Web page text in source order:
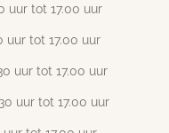
uur tot 17.00 uur
uur tot 17.00 uur
uur tot 17.00 uur
uur tot 17.00 uur